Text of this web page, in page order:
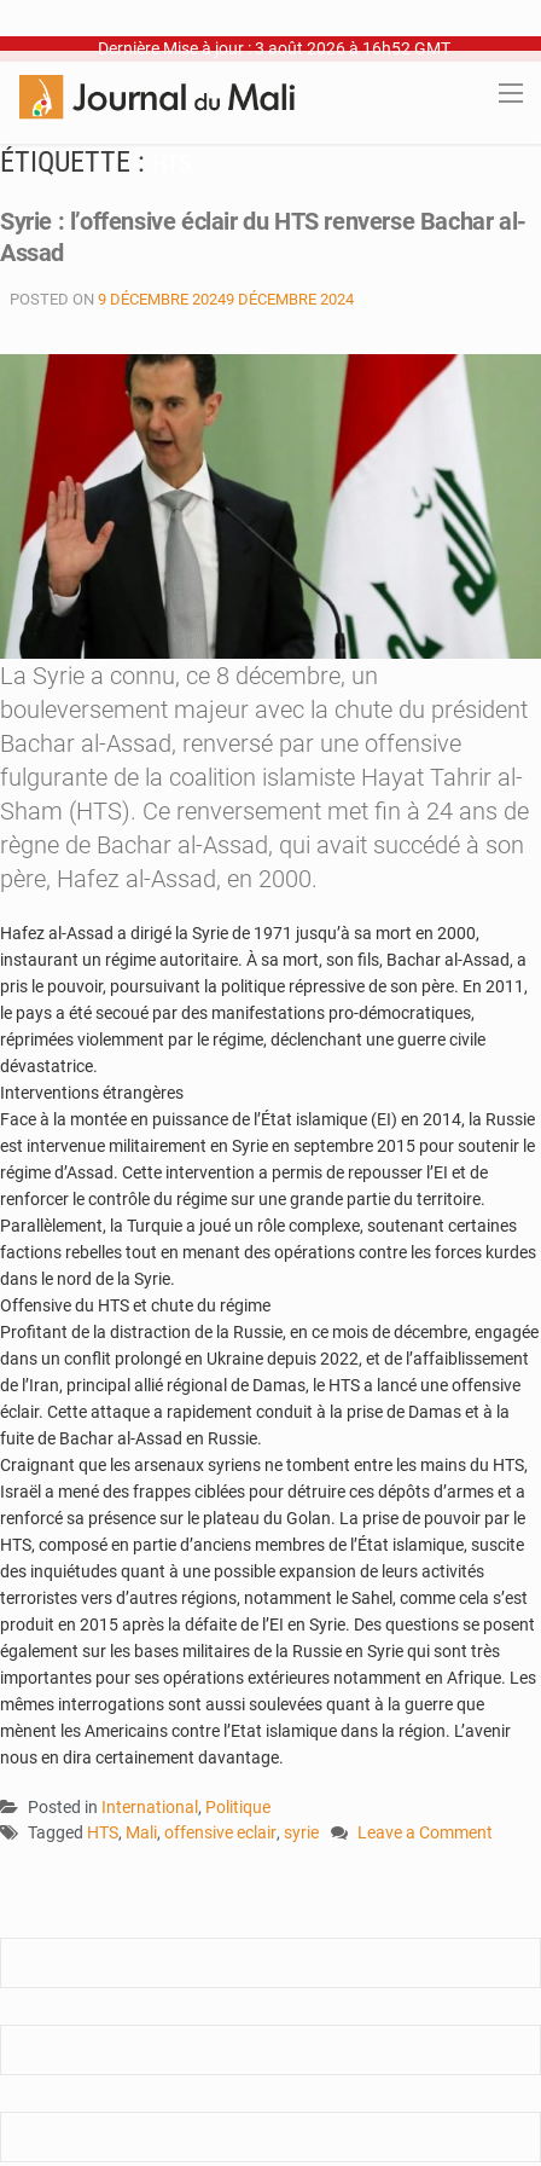
Dernière Mise à jour : 3 août 2026 à 16h52 GMT
ÉTIQUETTE :
Syrie : l’offensive éclair du HTS renverse Bachar al-
Assad
POSTED ON 9 DÉCEMBRE 20249 DÉCEMBRE 2024
La Syrie a connu, ce 8 décembre, un
bouleversement majeur avec la chute du président
Bachar al-Assad, renversé par une offensive
fulgurante de la coalition islamiste Hayat Tahrir al-
Sham (HTS). Ce renversement met fin à 24 ans de
règne de Bachar al-Assad, qui avait succédé à son
père, Hafez al-Assad, en 2000.
Hafez al-Assad a dirigé la Syrie de 1971 jusqu’à sa mort en 2000,
instaurant un régime autoritaire. À sa mort, son fils, Bachar al-Assad, a
pris le pouvoir, poursuivant la politique répressive de son père. En 2011,
le pays a été secoué par des manifestations pro-démocratiques,
réprimées violemment par le régime, déclenchant une guerre civile
dévastatrice.
Interventions étrangères
Face à la montée en puissance de l’État islamique (EI) en 2014, la Russie
est intervenue militairement en Syrie en septembre 2015 pour soutenir le
régime d’Assad. Cette intervention a permis de repousser l’EI et de
renforcer le contrôle du régime sur une grande partie du territoire.
Parallèlement, la Turquie a joué un rôle complexe, soutenant certaines
factions rebelles tout en menant des opérations contre les forces kurdes
dans le nord de la Syrie.
Offensive du HTS et chute du régime
Profitant de la distraction de la Russie, en ce mois de décembre, engagée
dans un conflit prolongé en Ukraine depuis 2022, et de l’affaiblissement
de l’Iran, principal allié régional de Damas, le HTS a lancé une offensive
éclair. Cette attaque a rapidement conduit à la prise de Damas et à la
fuite de Bachar al-Assad en Russie.
Craignant que les arsenaux syriens ne tombent entre les mains du HTS,
Israël a mené des frappes ciblées pour détruire ces dépôts d’armes et a
renforcé sa présence sur le plateau du Golan. La prise de pouvoir par le
HTS, composé en partie d’anciens membres de l’État islamique, suscite
des inquiétudes quant à une possible expansion de leurs activités
terroristes vers d’autres régions, notamment le Sahel, comme cela s’est
produit en 2015 après la défaite de l’EI en Syrie. Des questions se posent
également sur les bases militaires de la Russie en Syrie qui sont très
importantes pour ses opérations extérieures notamment en Afrique. Les
mêmes interrogations sont aussi soulevées quant à la guerre que
mènent les Americains contre l’Etat islamique dans la région. L’avenir
nous en dira certainement davantage.
Posted in International , Politique
Tagged HTS, Mali, offensive eclair, syrie
Leave a Comment